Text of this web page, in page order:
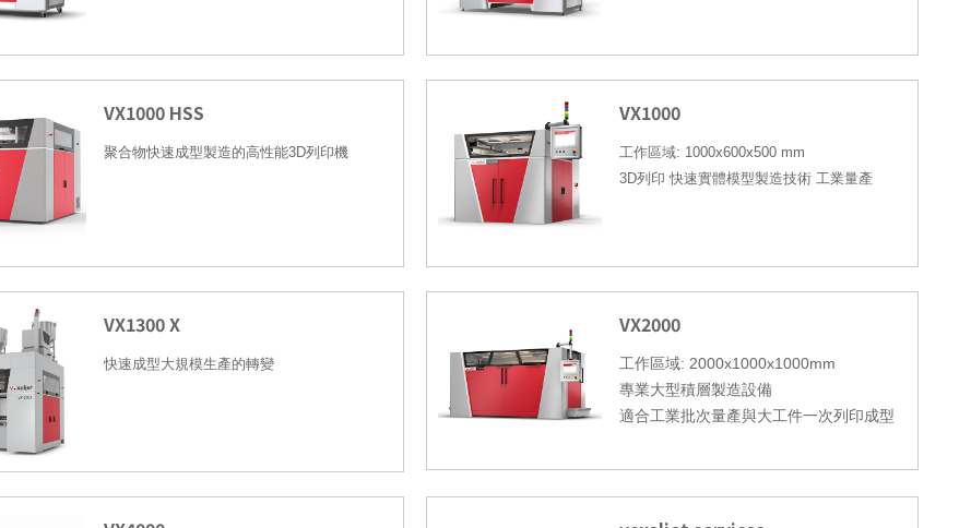
VX1000 HSS
聚合物快速成型製造的高性能3D列印機
VX1000
工作區域: 1000x600x500 mm
3D列印 快速實體模型製造技術 工業量產
VX1300 X
快速成型大規模生產的轉變
VX2000
工作區域: 2000x1000x1000mm
專業大型積層製造設備
適合工業批次量產與大工件一次列印成型